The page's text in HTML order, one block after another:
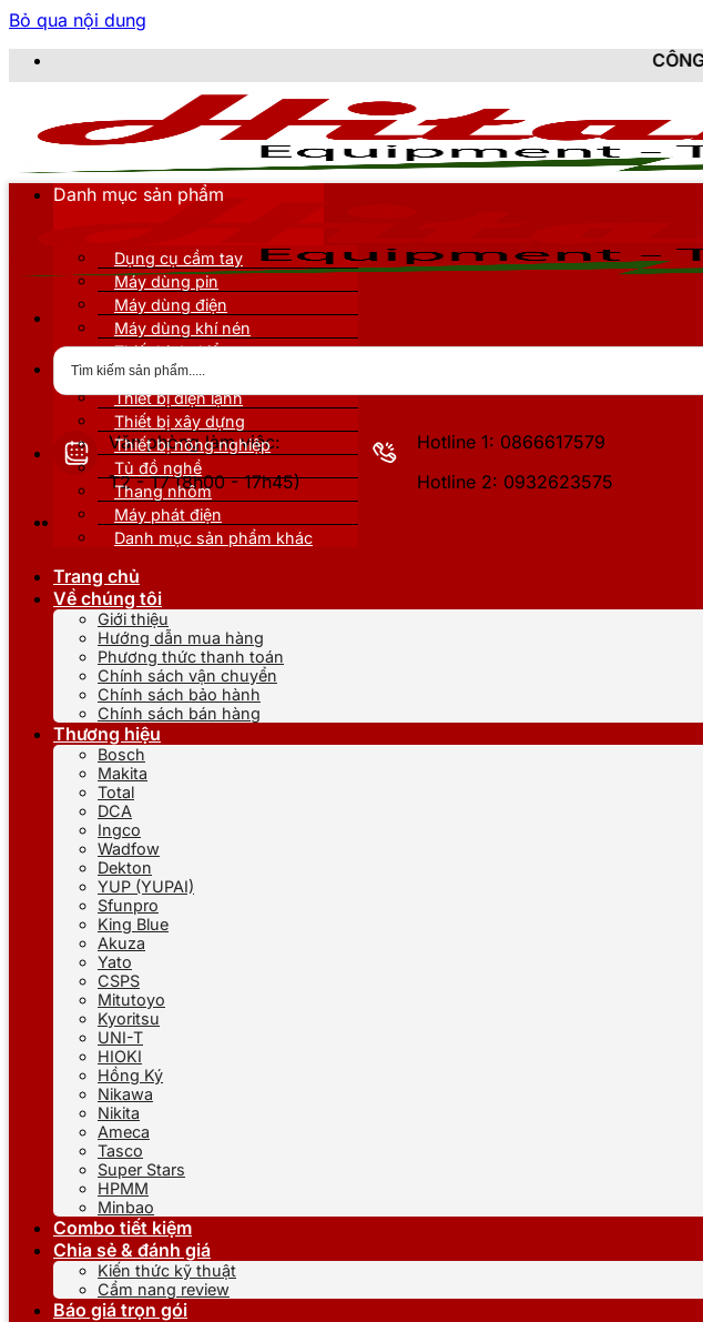
Bỏ qua nội dung
CÔNG TY TNHH
Văn phòng làm việc:
T2 - T7 (8h00 - 17h45)
Hotline 1: 0866617579
Hotline 2: 0932623575
Danh mục sản phẩm
Dụng cụ cầm tay
Máy dùng pin
Máy dùng điện
Máy dùng khí nén
Thiết bị đo kiểm
Thiết bị nâng đỡ
Thiết bị điện lạnh
Thiết bị xây dựng
Thiết bị nông nghiệp
Tủ đồ nghề
Thang nhôm
Máy phát điện
Danh mục sản phẩm khác
Trang chủ
Về chúng tôi
Giới thiệu
Hướng dẫn mua hàng
Phương thức thanh toán
Chính sách vận chuyển
Chính sách bảo hành
Chính sách bán hàng
Thương hiệu
Bosch
Makita
Total
DCA
Ingco
Wadfow
Dekton
YUP (YUPAI)
Sfunpro
King Blue
Akuza
Yato
CSPS
Mitutoyo
Kyoritsu
UNI-T
HIOKI
Hồng Ký
Nikawa
Nikita
Ameca
Tasco
Super Stars
HPMM
Minbao
Combo tiết kiệm
Chia sẻ & đánh giá
Kiến thức kỹ thuật
Cẩm nang review
Báo giá trọn gói